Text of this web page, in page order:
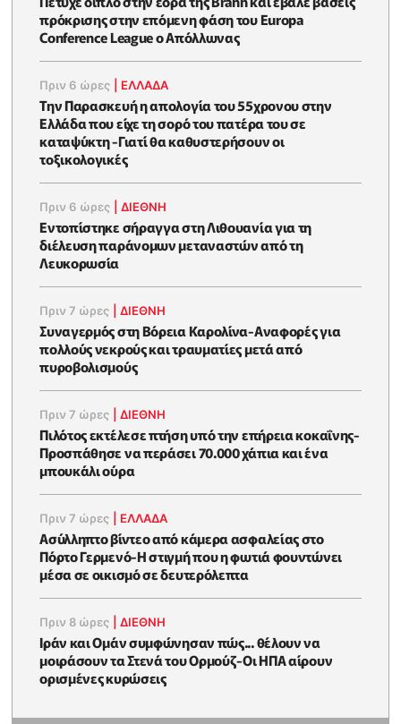
πρόκρισης στην επόμενη φάση του Europa
Conference League ο Απόλλωνας
Πριν 6 ώρες ΕΛΛΑΔΑ
Την Παρασκευή η απολογία του 55χρονου στην
Ελλάδα που είχε τη σορό του πατέρα του σε
καταψύκτη -Γιατί θα καθυστερήσουν οι
τοξικολογικές
Πριν 6 ώρες |ΔΙΕΘΝΗ
Εντοπίστηκε σήραγγα στη Λιθουανία για τη
διέλευση παράνομων μεταναστών από τη
Λευκορωσία
Πριν 7 ώρες |ΔΙΕΘΝΗ
Συναγερμός στη Βόρεια Καρολίνα-Αναφορές για
πολλούς νεκρούς και τραυματίες μετά από
πυροβολισμούς
Πριν 7 ώρες |ΔΙΕΘΝΗ
Πιλότος εκτέλεσε πτήση υπό την επήρεια κοκαΐνης-
Προσπάθησε να περάσει 70.000 χάπια και ένα
μπουκάλι ούρα
Πριν 7 ώρες ΕΛΛΑΔΑ
Ασύλληπτο βίντεο από κάμερα ασφαλείας στο
Πόρτο Γερμενό-Η στιγμή που η φωτιά φουντώνει
μέσα σε οικισμό σε δευτερόλεπτα
Πριν 8 ώρες |ΔΙΕΘΝΗ
Ιράν και Ομάν συμφώνησαν πώς... θέλουν να
μοιράσουν τα Στενά του Ορμούζ-Οι ΗΠΑ αίρουν
ορισμένες κυρώσεις